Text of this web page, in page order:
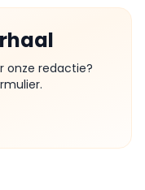
onze redactie?